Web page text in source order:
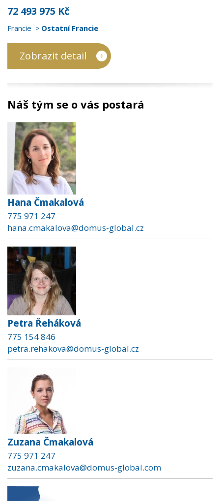
72 493 975 Kč
Francie Ostatní Francie
Zobrazit detail
Náš tým se o vás postará
Hana Čmakalová
775 971 247
hana.cmakalova@domus-global.cz
Petra Řeháková
775 154 846
petra.rehakova@domus-global.cz
Zuzana Čmakalová
775 971 247
zuzana.cmakalova@domus-global.com